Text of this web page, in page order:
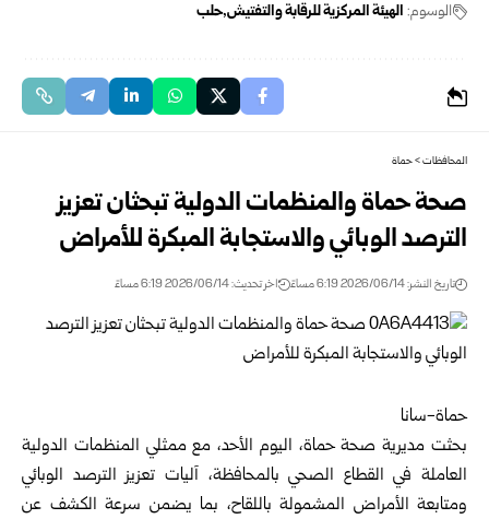
الوسوم: الهيئة المركزية للرقابة والتفتيش حلب
المحافظات>حماة
صحة حماة والمنظمات الدولية تبحثان تعزيز
الترصد الوبائي والاستجابة المبكرة للأمراض
تاريخ النشر: 2026/06/14 6:19 مساءً اخر تحديث: 2026/06/14 6:19 مساءً
حماة-سانا
بحثت مديرية صحة حماة، اليوم الأحد، مع ممثلي المنظمات الدولية
العاملة في القطاع الصحي بالمحافظة، آليات تعزيز الترصد الوبائي
ومتابعة الأمراض المشمولة باللقاح، بما يضمن سرعة الكشف عن